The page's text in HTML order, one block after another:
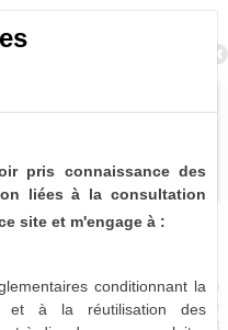
de Sevran
et journaux municipaux de Sevran
à la consultation virtuelle. Pour le
1986-1987 et 1996-2001 sont
pris connaissance des
liées à la consultation
site et m'engage à :
conditionnant la
et à la réutilisation des